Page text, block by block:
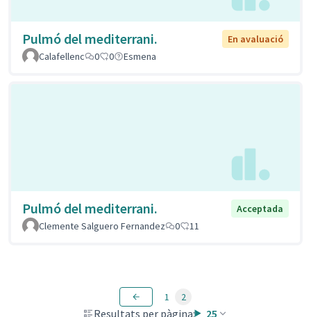
Pulmó del mediterrani.
En avaluació
Calafellenc
0 0 Esmena
Pulmó del mediterrani.
Acceptada
Clemente Salguero Fernandez
0 11
Resultats per pàgina: 25
1 2